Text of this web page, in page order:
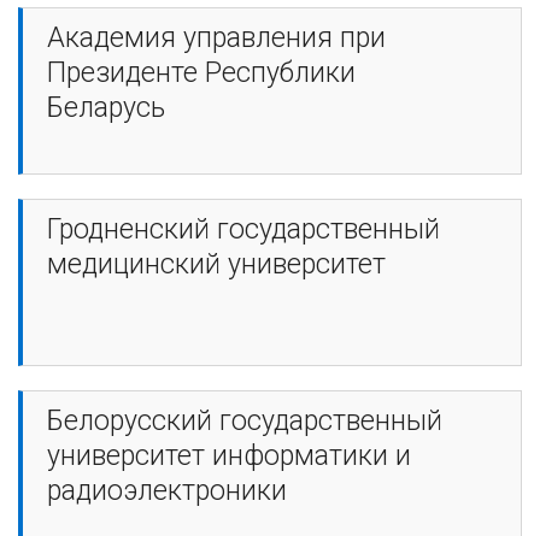
Академия управления при
Президенте Республики
Беларусь
Гродненский государственный
медицинский университет
Белорусский государственный
университет информатики и
радиоэлектроники